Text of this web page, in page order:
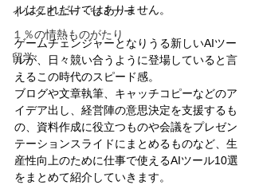
インタビュー・セミナー
１％の情熱ものがたり
留学
ルはこれだけではありません。
ゲームチェンジャーとなりうる新しいAIツー
ルが、日々競い合うように登場していると言
えるこの時代のスピード感。
ブログや文章執筆、キャッチコピーなどのア
イデア出し、経営陣の意思決定を支援するも
の、資料作成に役立つものや会議をプレゼン
テーションスライドにまとめるものなど、生
産性向上のために仕事で使えるAIツール10選
をまとめて紹介していきます。